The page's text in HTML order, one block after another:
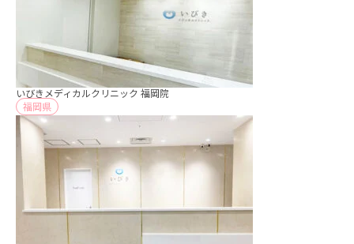
いびきメディカルクリニック 福岡院
福岡県